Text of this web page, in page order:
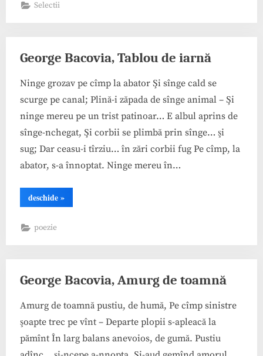
Selectii
George Bacovia, Tablou de iarnă
Ninge grozav pe cîmp la abator Şi sînge cald se
scurge pe canal; Plină-i zăpada de sînge animal – Şi
ninge mereu pe un trist patinoar… E albul aprins de
sînge-nchegat, Şi corbii se plimbă prin sînge… şi
sug; Dar ceasu-i tîrziu… în zări corbii fug Pe cîmp, la
abator, s-a înnoptat. Ninge mereu în…
deschide“George
Bacovia,
»
poezie
George Bacovia, Amurg de toamnă
Amurg de toamnă pustiu, de humă, Pe cîmp sinistre
şoapte trec pe vînt – Departe plopii s-apleacă la
pămînt În larg balans anevoios, de gumă. Pustiu